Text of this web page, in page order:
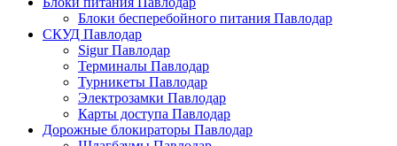
Блоки бесперебойного питания Павлодар
СКУД Павлодар
Sigur Павлодар
Терминалы Павлодар
Турникеты Павлодар
Электрозамки Павлодар
Карты доступа Павлодар
Дорожные блокираторы Павлодар